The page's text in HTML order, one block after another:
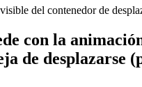
del contenedor de
con la
de desplazarse